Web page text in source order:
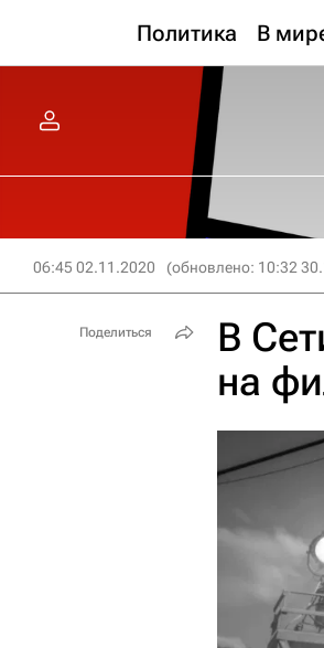
Политика В
06:45 02.11.2020 (обновлено: 10:32
В
на
Поделиться